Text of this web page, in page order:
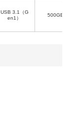
USB 3.1（G
en1）
500GB